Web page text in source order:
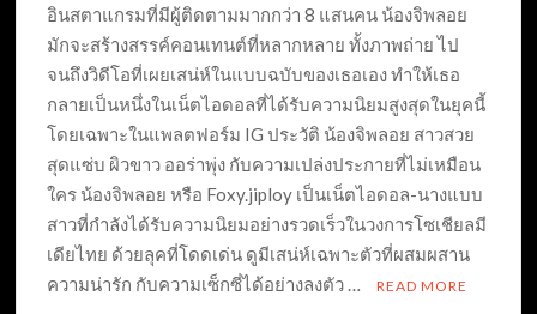
อินสตาแกรมที่มีผู้ติดตามมากกว่า 8 แสนคน น้องจิพลอย
มักจะสร้างสรรค์คอนเทนต์ที่หลากหลาย ทั้งภาพถ่าย ไป
จนถึงวิดีโอที่เผยเสน่ห์ในแบบฉบับของเธอเอง ทำให้เธอ
กลายเป็นหนึ่งในเน็ตไอดอลที่ได้รับความนิยมสูงสุดในยุคนี้
โดยเฉพาะในแพลตฟอร์ม IG ประวัติ น้องจิพลอย สาวสวย
สุดแซ่บ ผิวขาว ออร่าพุ่ง กับความเปล่งประกายที่ไม่เหมือน
ใคร น้องจิพลอย หรือ Foxy.jiploy เป็นเน็ตไอดอล-นางแบบ
สาวที่กำลังได้รับความนิยมอย่างรวดเร็วในวงการโซเชียลมี
เดียไทย ด้วยลุคที่โดดเด่น ดูมีเสน่ห์เฉพาะตัวที่ผสมผสาน
ความน่ารัก กับความเซ็กซี่ได้อย่างลงตัว …
READ MORE